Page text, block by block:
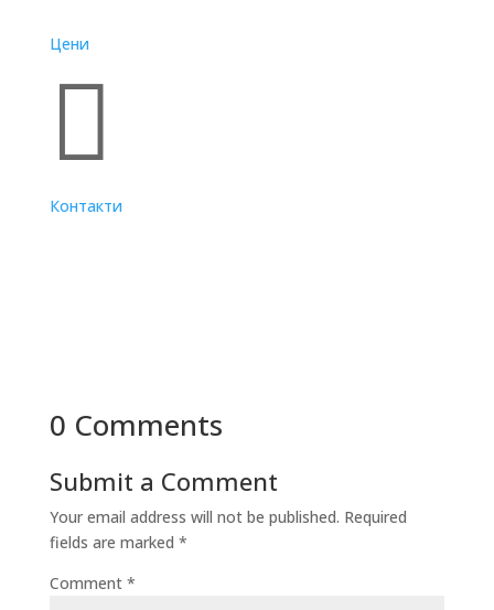
Цени

Контакти
0 Comments
Submit a Comment
Your email address will not be published. Required
fields are marked *
Comment *